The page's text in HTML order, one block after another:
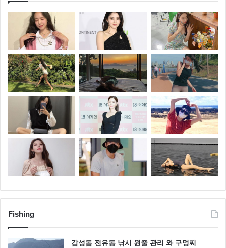
Fishing
감성돔 전유동 낚시 원줄 관리 와 구멍찌